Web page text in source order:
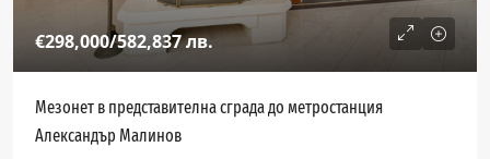
€298,000/582,837 лв.
Мезонет в представителна сграда до метростанция
Александър Малинов